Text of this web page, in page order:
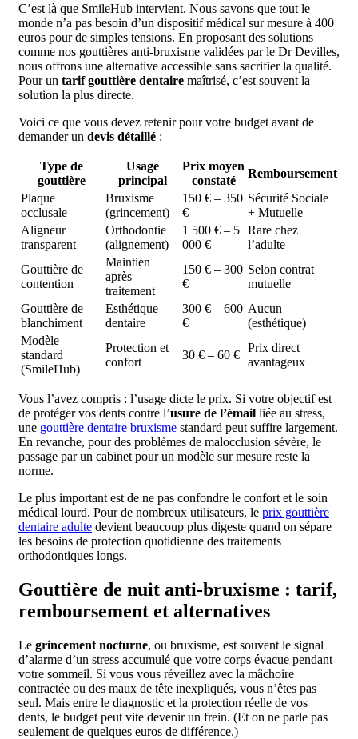
C’est là que SmileHub intervient. Nous savons que tout le
monde n’a pas besoin d’un dispositif médical sur mesure à 400
euros pour de simples tensions. En proposant des solutions
comme nos gouttières anti-bruxisme validées par le Dr Devilles,
nous offrons une alternative accessible sans sacrifier la qualité.
Pour un tarif gouttière dentaire maîtrisé, c’est souvent la
solution la plus directe.
Voici ce que vous devez retenir pour votre budget avant de
demander un devis détaillé :
Type de
gouttière
Usage
principal
Prix moyen
constaté
Remboursement
Plaque
occlusale
Bruxisme
(grincement)
150 € – 350
€
Sécurité Sociale
+ Mutuelle
Aligneur
transparent
Orthodontie
(alignement)
1 500 € – 5
000 €
Rare chez
l’adulte
Gouttière de
contention
Maintien
après
traitement
150 € – 300
€
Selon contrat
mutuelle
Gouttière de
blanchiment
Esthétique
dentaire
300 € – 600
€
Aucun
(esthétique)
Modèle
standard
(SmileHub)
Protection et
confort
30 € – 60 €
Prix direct
avantageux
Vous l’avez compris : l’usage dicte le prix. Si votre objectif est
de protéger vos dents contre l’usure de l’émail liée au stress,
une gouttière dentaire bruxisme standard peut suffire largement.
En revanche, pour des problèmes de malocclusion sévère, le
passage par un cabinet pour un modèle sur mesure reste la
norme.
Le plus important est de ne pas confondre le confort et le soin
médical lourd. Pour de nombreux utilisateurs, le prix gouttière
dentaire adulte devient beaucoup plus digeste quand on sépare
les besoins de protection quotidienne des traitements
orthodontiques longs.
Gouttière de nuit anti-bruxisme : tarif,
remboursement et alternatives
Le grincement nocturne, ou bruxisme, est souvent le signal
d’alarme d’un stress accumulé que votre corps évacue pendant
votre sommeil. Si vous vous réveillez avec la mâchoire
contractée ou des maux de tête inexpliqués, vous n’êtes pas
seul. Mais entre le diagnostic et la protection réelle de vos
dents, le budget peut vite devenir un frein. (Et on ne parle pas
seulement de quelques euros de différence.)